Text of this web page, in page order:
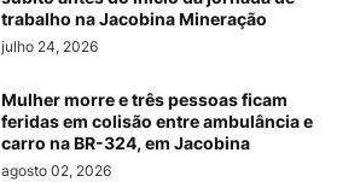
trabalho na Jacobina Mineração
julho 24, 2026
Mulher morre e três pessoas ficam
feridas em colisão entre ambulância e
carro na BR-324, em Jacobina
agosto 02, 2026